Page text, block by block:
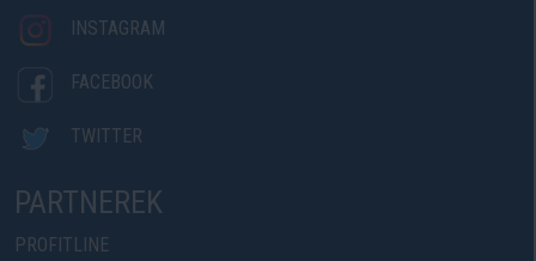
INSTAGRAM
FACEBOOK
TWITTER
PARTNEREK
PROFITLINE